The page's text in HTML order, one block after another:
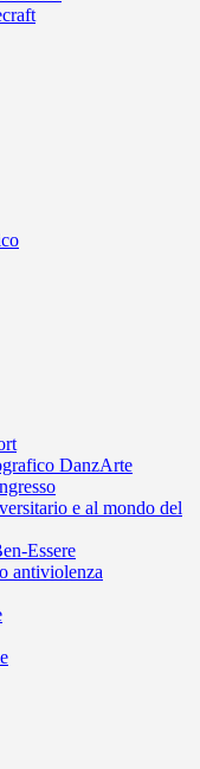
DanzArte
e al mondo del
Essere
antiviolenza